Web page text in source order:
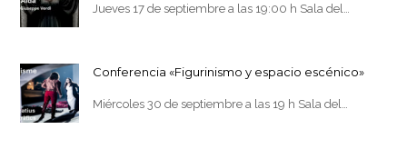
Jueves 17 de septiembre a las 19:00 h Sala del…
Conferencia «Figurinismo y espacio escénico»
Miércoles 30 de septiembre a las 19 h Sala del…